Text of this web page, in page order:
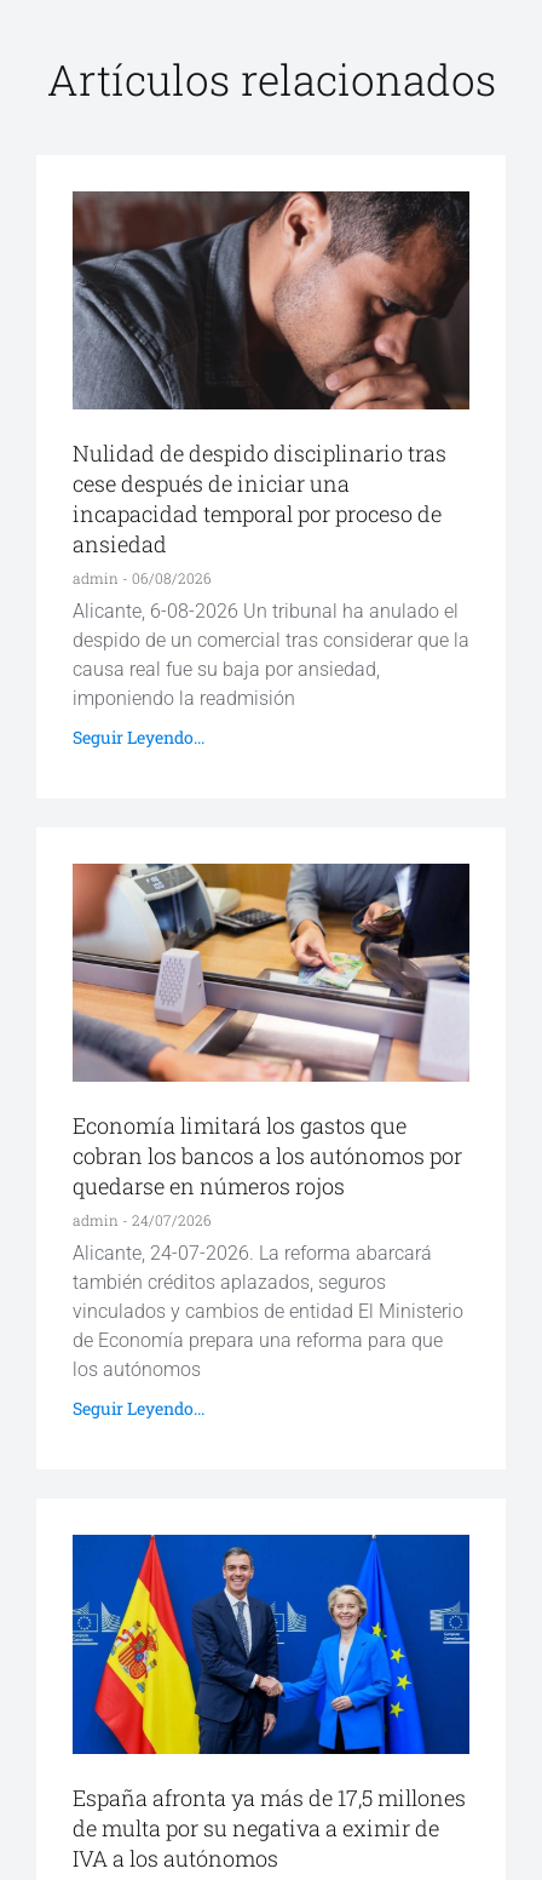
Artículos relacionados
Nulidad de despido disciplinario tras
cese después de iniciar una
incapacidad temporal por proceso de
ansiedad
admin 06/08/2026
Alicante, 6-08-2026 Un tribunal ha anulado el
despido de un comercial tras considerar que la
causa real fue su baja por ansiedad,
imponiendo la readmisión
Seguir Leyendo...
Economía limitará los gastos que
cobran los bancos a los autónomos por
quedarse en números rojos
admin 24/07/2026
Alicante, 24-07-2026. La reforma abarcará
también créditos aplazados, seguros
vinculados y cambios de entidad El Ministerio
de Economía prepara una reforma para que
los autónomos
Seguir Leyendo...
España afronta ya más de 17,5 millones
de multa por su negativa a eximir de
IVA a los autónomos